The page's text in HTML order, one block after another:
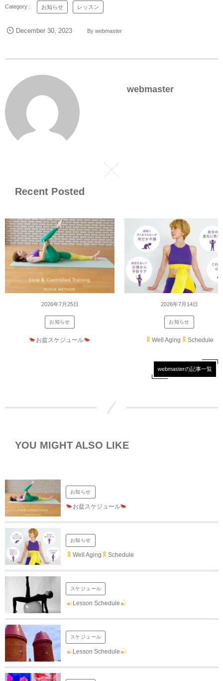
お知らせ レッスン
December 30, 2023 By webmaster
webmaster
Recent Posted
2026年7月25日
お知らせ
お盆スケジュール
2026年7月14日
お知らせ
Well Aging Schedule
webmasterの記事一覧
YOU MIGHT ALSO LIKE
お知らせ
お盆スケジュール
お知らせ
Well Aging Schedule
スケジュール
Lesson Schedule
スケジュール
Lesson Schedule